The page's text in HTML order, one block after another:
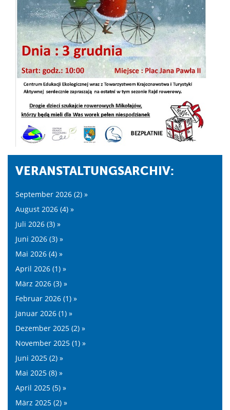
VERANSTALTUNGSARCHIV:
September 2026 (2) »
August 2026 (4) »
Juli 2026 (3) »
Juni 2026 (3) »
Mai 2026 (4) »
April 2026 (1) »
März 2026 (3) »
Februar 2026 (1) »
Januar 2026 (1) »
Dezember 2025 (2) »
November 2025 (1) »
Juni 2025 (2) »
Mai 2025 (8) »
April 2025 (5) »
März 2025 (2) »